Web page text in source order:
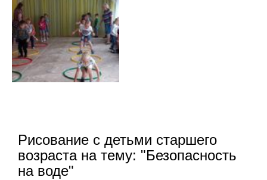
Рисование с детьми старшего
возраста на тему: "Безопасность
на воде"